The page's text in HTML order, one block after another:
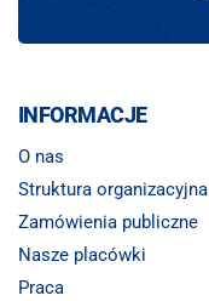
INFORMACJE
O nas
Struktura organizacyjna
Zamówienia publiczne
Nasze placówki
Praca